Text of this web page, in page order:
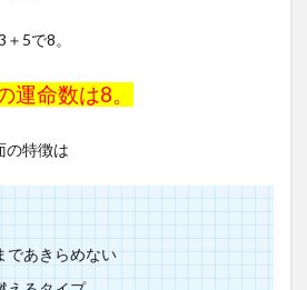
5で8。
運命数は8。
の特徴は
であきらめない